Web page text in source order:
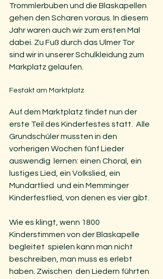
Trommlerbuben und die Blaskapellen
gehen den Scharen voraus. In diesem
Jahr waren auch wir zum ersten Mal
dabei. Zu Fuß durch das Ulmer Tor
sind wir in unserer Schulkleidung zum
Markplatz gelaufen.
Festakt am Marktplatz
Auf dem Marktplatz findet nun der
erste Teil des Kinderfestes statt.  Alle
Grundschüler mussten in den
vorherigen Wochen fünf Lieder
auswendig  lernen: einen Choral, ein
lustiges Lied, ein Volkslied, ein
Mundartlied  und ein Memminger
Kinderfestlied, von denen es vier gibt.
Wie es klingt, wenn 1800
Kinderstimmen von der Blaskapelle
begleitet  spielen kann man nicht
beschreiben, man muss es erlebt
haben. Zwischen  den Liedern führten